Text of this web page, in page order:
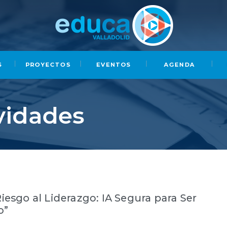
PROYECTOS EVENTOS AGENDA
al Liderazgo: IA Segura para Ser